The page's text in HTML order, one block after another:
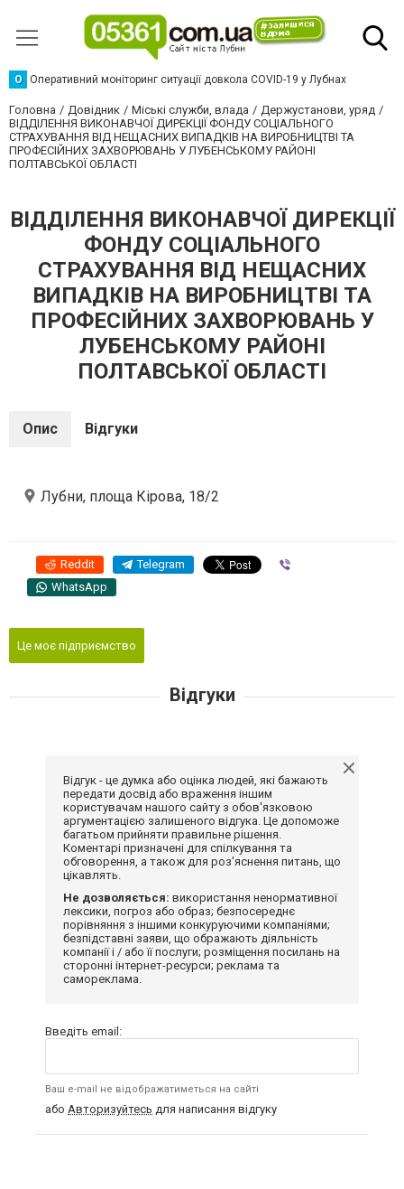
О Оперативний моніторинг ситуації довкола COVID-19 у Лубнах
Головна Довідник Міські служби, влада
Держустанови, уряд
ВІДДІЛЕННЯ ВИКОНАВЧОЇ ДИРЕКЦІЇ ФОНДУ СОЦІАЛЬНОГО
СТРАХУВАННЯ ВІД НЕЩАСНИХ ВИПАДКІВ НА ВИРОБНИЦТВІ ТА
ПРОФЕСІЙНИХ ЗАХВОРЮВАНЬ У ЛУБЕНСЬКОМУ РАЙОНІ
ПОЛТАВСЬКОЇ ОБЛАСТІ
ВІДДІЛЕННЯ ВИКОНАВЧОЇ ДИРЕКЦІЇ
ФОНДУ СОЦІАЛЬНОГО
СТРАХУВАННЯ ВІД НЕЩАСНИХ
ВИПАДКІВ НА ВИРОБНИЦТВІ ТА
ПРОФЕСІЙНИХ ЗАХВОРЮВАНЬ У
ЛУБЕНСЬКОМУ РАЙОНІ
ПОЛТАВСЬКОЇ ОБЛАСТІ
Опис Відгуки
Лубни, площа Кірова, 18/2
Reddit Telegram
WhatsApp
Це моє підприємство
Відгуки
Відгук - це думка або оцінка людей, які бажають
передати досвід або враження іншим
користувачам нашого сайту з обов'язковою
аргументацією залишеного відгука. Це допоможе
багатьом прийняти правильне рішення.
Коментарі призначені для спілкування та
обговорення, а також для роз'яснення питань, що
цікавлять.
Не дозволяється: використання ненормативної
лексики, погроз або образ; безпосереднє
порівняння з іншими конкуруючими компаніями;
безпідставні заяви, що ображають діяльність
компанії і / або її послуги; розміщення посилань на
сторонні інтернет-ресурси; реклама та
самореклама.
Введіть email:
Ваш e-mail не відображатиметься на сайті
або Авторизуйтесь для написання відгуку